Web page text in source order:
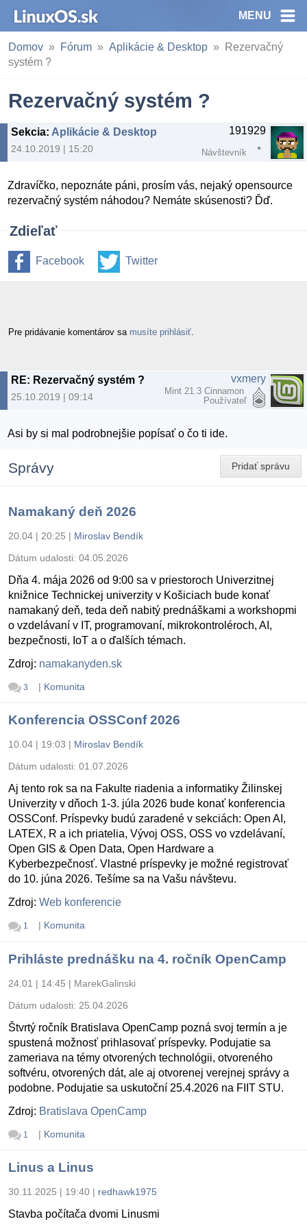
MENU
Domov Fórum Aplikácie & Desktop
Rezervačný
systém ?
Rezervačný systém ?
Sekcia: Aplikácie & Desktop
24.10.2019 | 15:20
191929
Návštevník
Zdravíčko, nepoznáte páni, prosím vás, nejaký opensource
rezervačný systém náhodou? Nemáte skúsenosti? Ďď.
Zdieľať
Facebook Twitter
Pre pridávanie komentárov sa musíte prihlásiť
RE: Rezervačný systém ?
25.10.2019 | 09:14
vxmery
Mint 21.3 Cinnamon
Používateľ
Asi by si mal podrobnejšie popísať o čo ti ide.
Pridať správu
Správy
Namakaný deň 2026
20.04 | 20:25 | Miroslav Bendík
Dátum udalosti: 04.05.2026
Dňa 4. mája 2026 od 9:00 sa v priestoroch Univerzitnej
knižnice Technickej univerzity v Košiciach bude konať
namakaný deň, teda deň nabitý prednáškami a workshopmi
o vzdelávaní v IT, programovaní, mikrokontroléroch, AI,
bezpečnosti, IoT a o ďalších témach.
Zdroj: namakanyden.sk
3 | Komunita
Konferencia OSSConf 2026
10.04 | 19:03 | Miroslav Bendík
Dátum udalosti: 01.07.2026
Aj tento rok sa na Fakulte riadenia a informatiky Žilinskej
Univerzity v dňoch 1-3. júla 2026 bude konať konferencia
OSSConf. Príspevky budú zaradené v sekciách: Open AI,
LATEX, R a ich priatelia, Vývoj OSS, OSS vo vzdelávaní,
Open GIS & Open Data, Open Hardware a
Kyberbezpečnosť. Vlastné príspevky je možné registrovať
do 10. júna 2026. Tešíme sa na Vašu návštevu.
Zdroj: Web konferencie
1 | Komunita
Prihláste prednášku na 4. ročník OpenCamp
24.01 | 14:45 | MarekGalinski
Dátum udalosti: 25.04.2026
Štvrtý ročník Bratislava OpenCamp pozná svoj termín a je
spustená možnosť prihlasovať príspevky. Podujatie sa
zameriava na témy otvorených technológii, otvoreného
softvéru, otvorených dát, ale aj otvorenej verejnej správy a
podobne. Podujatie sa uskutoční 25.4.2026 na FIIT STU.
Zdroj: Bratislava OpenCamp
1 | Komunita
Linus a Linus
30.11.2025 | 19:40 | redhawk1975
Stavba počítača dvomi Linusmi